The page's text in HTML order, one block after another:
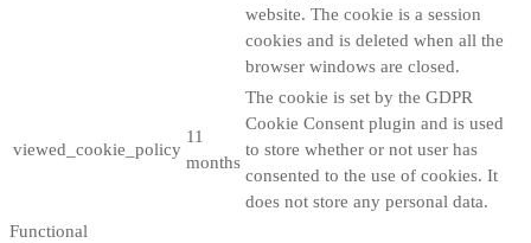
website. The cookie is a session
cookies and is deleted when all the
browser windows are closed.
viewed_cookie_policy
11
months
The cookie is set by the GDPR
Cookie Consent plugin and is used
to store whether or not user has
consented to the use of cookies. It
does not store any personal data.
Functional